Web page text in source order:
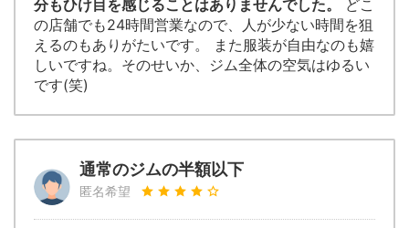
分もひけ目を感じることはありませんでした。
どこ
の店舗でも24時間営業なので、人が少ない時間を狙
えるのもありがたいです。 また服装が自由なのも嬉
しいですね。そのせいか、ジム全体の空気はゆるい
です(笑)
通常のジムの半額以下
匿名希望